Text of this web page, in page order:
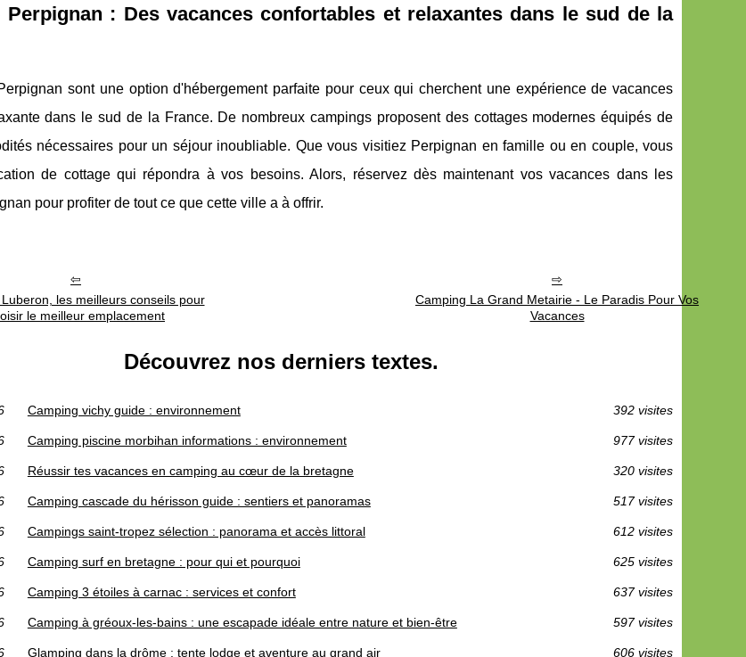
Perpignan : Des vacances confortables et relaxantes dans le sud de la
sont une option d'hébergement parfaite pour ceux qui cherchent une expérience de vacances
dans le sud de la France. De nombreux campings proposent des cottages modernes équipés de
nécessaires pour un séjour inoubliable. Que vous visitiez Perpignan en famille ou en couple, vous
de cottage qui répondra à vos besoins. Alors, réservez dès maintenant vos vacances dans les
pour profiter de tout ce que cette ville a à offrir.
les meilleurs conseils pour
le meilleur emplacement
Camping La Grand Metairie - Le Paradis Pour Vos
Vacances
Découvrez nos derniers textes.
Camping vichy guide : environnement 392 visites
Camping piscine morbihan informations : environnement 977 visites
Réussir tes vacances en camping au cœur de la bretagne 320 visites
Camping cascade du hérisson guide : sentiers et panoramas 517 visites
Campings saint-tropez sélection : panorama et accès littoral 612 visites
Camping surf en bretagne : pour qui et pourquoi 625 visites
Camping 3 étoiles à carnac : services et confort 637 visites
Camping à gréoux-les-bains : une escapade idéale entre nature et bien-être 597 visites
Glamping dans la drôme : tente lodge et aventure au grand air 606 visites